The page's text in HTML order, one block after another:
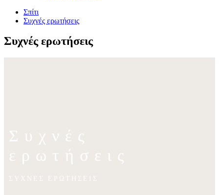
Σπίτι
Συχνές ερωτήσεις
Συχνές ερωτήσεις
Συχνές
ερωτήσεις
ΣΥΧΝΕΣ ΕΡΩΤΗΣΕΙΣ